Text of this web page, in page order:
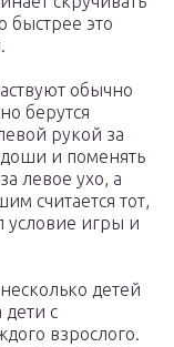
быстрее это
обычно
берутся
рукой за
и поменять
левое ухо, а
считается тот,
условие игры и
детей
дети с
взрослого.